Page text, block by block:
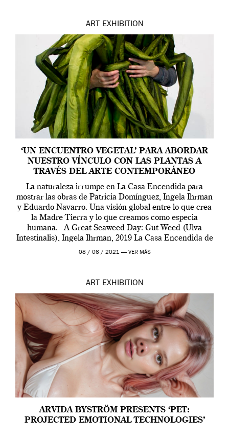
ART EXHIBITION
‘UN ENCUENTRO VEGETAL’ PARA ABORDAR
NUESTRO VÍNCULO CON LAS PLANTAS A
TRAVÉS DEL ARTE CONTEMPORÁNEO
La naturaleza irrumpe en La Casa Encendida para
mostrar las obras de Patricia Domínguez, Ingela Ihrman
y Eduardo Navarro. Una visión global entre lo que crea
la Madre Tierra y lo que creamos como especia
humana. A Great Seaweed Day: Gut Weed (Ulva
Intestinalis), Ingela Ihrman, 2019 La Casa Encendida de
Madrid y la Wellcome […]
08 / 06 / 2021 — VER MÁS
ART EXHIBITION
ARVIDA BYSTRÖM PRESENTS ‘PET:
PROJECTED EMOTIONAL TECHNOLOGIES’